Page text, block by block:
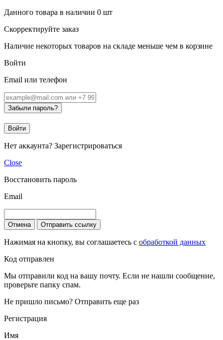
Данного товара в наличии 0 шт
Скорректируйте заказ
Наличие некоторых товаров на складе меньше чем в корзине
Войти
Email или телефон
Забыли пароль?
Войти
Нет аккаунта? Зарегистрироваться
Close
Восстановить пароль
Email
Отмена Отправить ссылку
Нажимая на кнопку, вы соглашаетесь с обработкой данных
Код отправлен
Мы отправили код на вашу почту. Если не нашли сообщение,
проверьте папку спам.
Не пришло письмо? Отправить еще раз
Регистрация
Имя